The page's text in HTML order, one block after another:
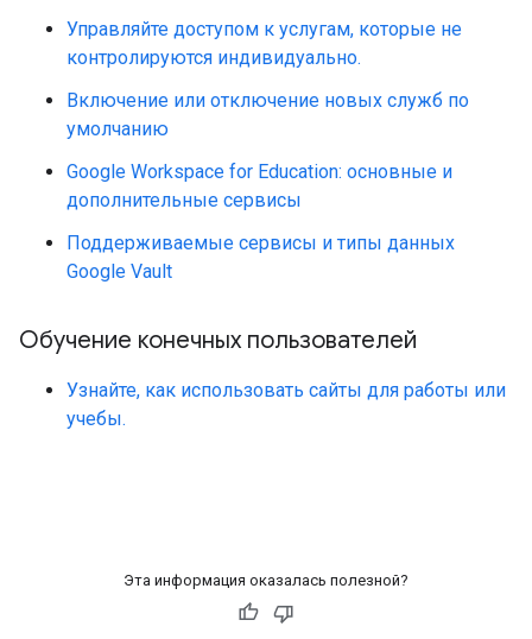
Управляйте доступом к услугам, которые не
контролируются индивидуально.
Включение или отключение новых служб по
умолчанию
Google Workspace for Education: основные и
дополнительные сервисы
Поддерживаемые сервисы и типы данных
Google Vault
Обучение конечных пользователей
Узнайте, как использовать сайты для работы или
учебы.
Эта информация оказалась полезной?